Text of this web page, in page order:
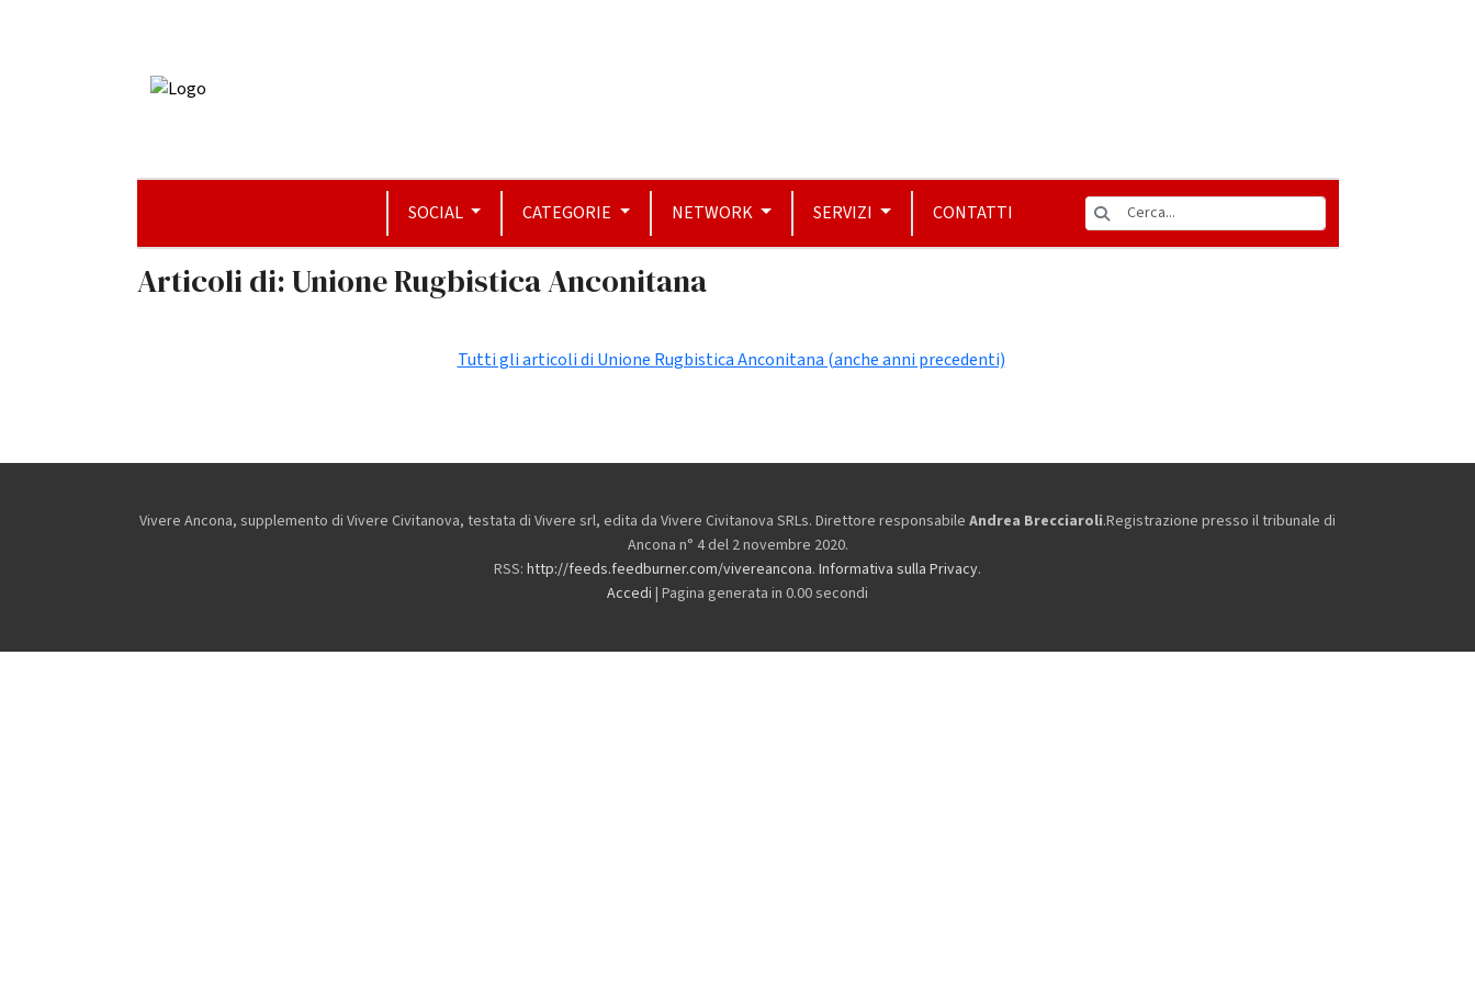
SOCIAL CATEGORIE NETWORK SERVIZI CONTATTI
Articoli di: Unione Rugbistica Anconitana
Tutti gli articoli di Unione Rugbistica Anconitana (anche anni precedenti)
Vivere Ancona, supplemento di Vivere Civitanova, testata di Vivere srl, edita da Vivere Civitanova SRLs. Direttore responsabile Andrea Brecciaroli.Registrazione presso il tribunale di
Ancona n° 4 del 2 novembre 2020.
RSS: http://feeds.feedburner.com/vivereancona. Informativa sulla Privacy.
Accedi | Pagina generata in 0.00 secondi